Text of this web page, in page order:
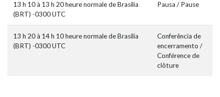
13 h 10 à 13 h 20 heure normale de Brasilia
(BRT) -0300 UTC
Pausa / Pause
13 h 20 à 14 h 10 heure normale de Brasilia
(BRT) -0300 UTC
Conferência de
encerramento /
Conférence de
clôture